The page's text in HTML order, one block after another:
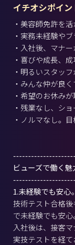
イチオシポイン
・美容師免許を
・実務未経験や
・入社後、マナ
・喜びや成長、
・明るいスタッ
・みんな仲が良
・希望のお休み
・残業なし、シ
・ノルマなし。
ビューズで働く魅
1.未経験でも安心
技術テスト合格
で未経験でも安心
入社後は、接客
実技テストを経て